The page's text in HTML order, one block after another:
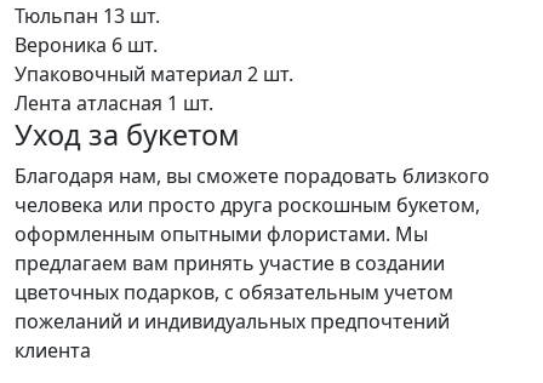
Тюльпан 13 шт.
Вероника 6 шт.
Упаковочный материал 2 шт.
Лента атласная 1 шт.
Уход за букетом
Благодаря нам, вы сможете порадовать близкого
человека или просто друга роскошным букетом,
оформленным опытными флористами. Мы
предлагаем вам принять участие в создании
цветочных подарков, с обязательным учетом
пожеланий и индивидуальных предпочтений
клиента